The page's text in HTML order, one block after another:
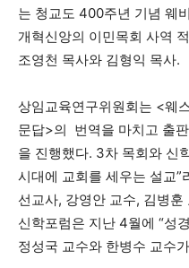
는 청교도 400주년 기념 웨
개혁신앙의 이민목회 사역
조영천 목사와 김형익 목사.
상임교육연구위원회는 <웨
문답>의 번역을 마치고 출
을 진행했다. 3차 목회와 신
시대에 교회를 세우는 설교”
선교사, 강영안 교수, 김병
신학포럼은 지난 4월에 “성
정성국 교수와 한병수 교수